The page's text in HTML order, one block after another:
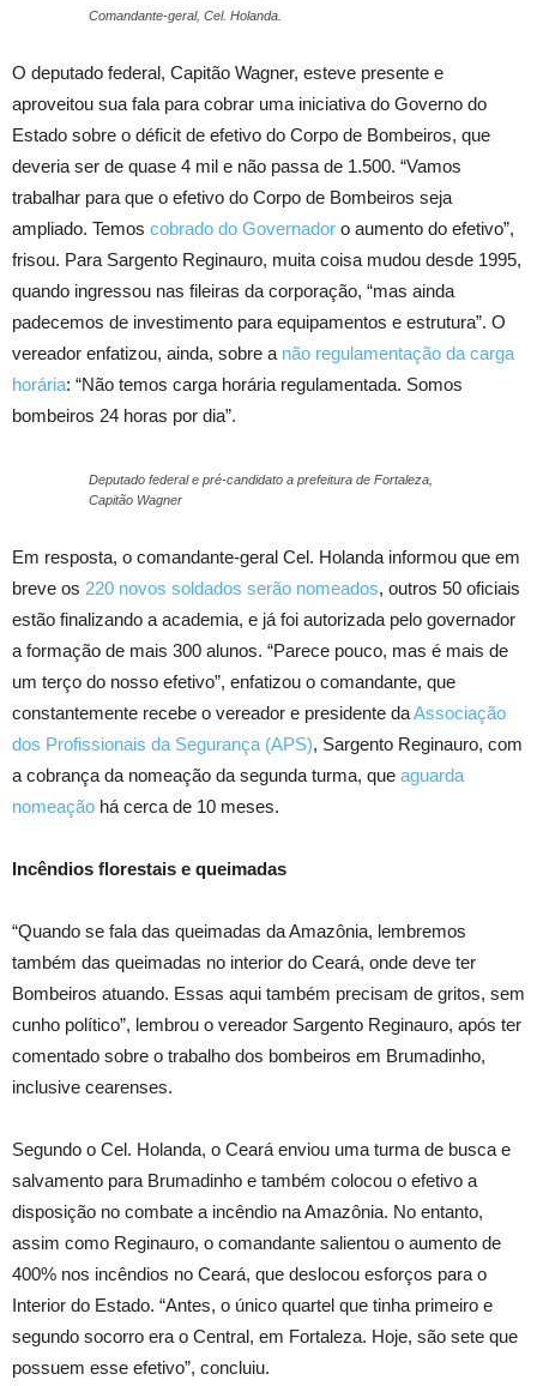
Comandante-geral, Cel. Holanda.
O deputado federal, Capitão Wagner, esteve presente e
aproveitou sua fala para cobrar uma iniciativa do Governo do
Estado sobre o déficit de efetivo do Corpo de Bombeiros, que
deveria ser de quase 4 mil e não passa de 1.500. “Vamos
trabalhar para que o efetivo do Corpo de Bombeiros seja
ampliado. Temos cobrado do Governador o aumento do efetivo”,
frisou. Para Sargento Reginauro, muita coisa mudou desde 1995,
quando ingressou nas fileiras da corporação, “mas ainda
padecemos de investimento para equipamentos e estrutura”. O
vereador enfatizou, ainda, sobre a não regulamentação da carga
horária: “Não temos carga horária regulamentada. Somos
bombeiros 24 horas por dia”.
Deputado federal e pré-candidato a prefeitura de Fortaleza,
Capitão Wagner
Em resposta, o comandante-geral Cel. Holanda informou que em
breve os 220 novos soldados serão nomeados, outros 50 oficiais
estão finalizando a academia, e já foi autorizada pelo governador
a formação de mais 300 alunos. “Parece pouco, mas é mais de
um terço do nosso efetivo”, enfatizou o comandante, que
constantemente recebe o vereador e presidente daAssociação
dos Profissionais da Segurança (APS), Sargento Reginauro, com
a cobrança da nomeação da segunda turma, que aguarda
nomeação há cerca de 10 meses.
Incêndios florestais e queimadas
“Quando se fala das queimadas da Amazônia, lembremos
também das queimadas no interior do Ceará, onde deve ter
Bombeiros atuando. Essas aqui também precisam de gritos, sem
cunho político”, lembrou o vereador Sargento Reginauro, após ter
comentado sobre o trabalho dos bombeiros em Brumadinho,
inclusive cearenses.
Segundo o Cel. Holanda, o Ceará enviou uma turma de busca e
salvamento para Brumadinho e também colocou o efetivo a
disposição no combate a incêndio na Amazônia. No entanto,
assim como Reginauro, o comandante salientou o aumento de
400% nos incêndios no Ceará, que deslocou esforços para o
Interior do Estado. “Antes, o único quartel que tinha primeiro e
segundo socorro era o Central, em Fortaleza. Hoje, são sete que
possuem esse efetivo”, concluiu.